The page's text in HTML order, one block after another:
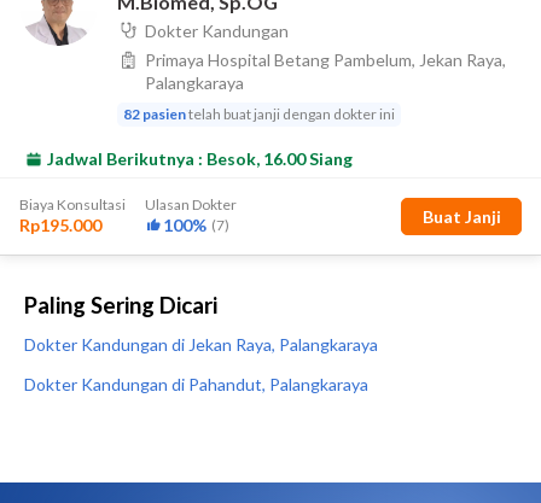
Paling Sering Dicari
Dokter Kandungan di Jekan Raya, Palangkaraya
Dokter Kandungan di Pahandut, Palangkaraya